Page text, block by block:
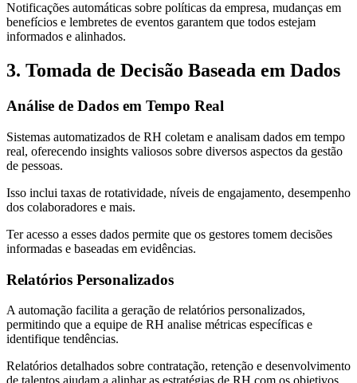
Notificações automáticas sobre políticas da empresa, mudanças em
benefícios e lembretes de eventos garantem que todos estejam
informados e alinhados.
3. Tomada de Decisão Baseada em Dados
Análise de Dados em Tempo Real
Sistemas automatizados de RH coletam e analisam dados em tempo
real, oferecendo insights valiosos sobre diversos aspectos da gestão
de pessoas.
Isso inclui taxas de rotatividade, níveis de engajamento, desempenho
dos colaboradores e mais.
Ter acesso a esses dados permite que os gestores tomem decisões
informadas e baseadas em evidências.
Relatórios Personalizados
A automação facilita a geração de relatórios personalizados,
permitindo que a equipe de RH analise métricas específicas e
identifique tendências.
Relatórios detalhados sobre contratação, retenção e desenvolvimento